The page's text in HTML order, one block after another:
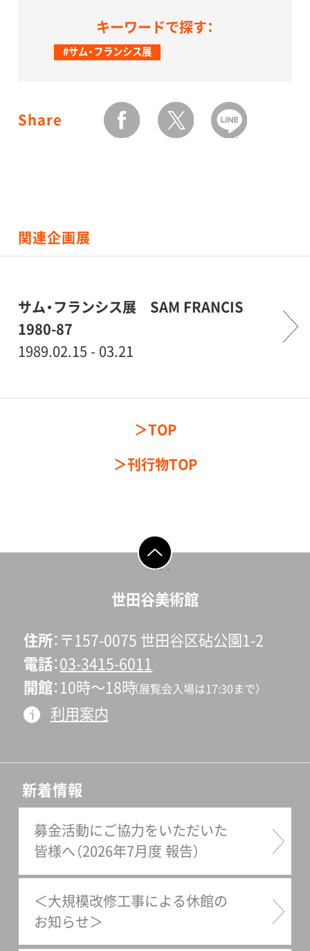
キーワードで探す：
#サム・フランシス展
Share
facebook twitter LINEで送る
関連企画展
サム・フランシス展 SAM FRANCIS
1980-87
1989.02.15 - 03.21
TOP
刊行物TOP
ページの先頭へ戻
世田谷美術館
住所 〒157-0075 世田谷区砧公園1-2
電話 03-3415-6011
開館 10時〜18時（展覧会入場は17:30まで）
利用案内
新着情報
募金活動にご協力をいただいた
皆様へ（2026年7月度 報告）
＜大規模改修工事による休館の
お知らせ＞